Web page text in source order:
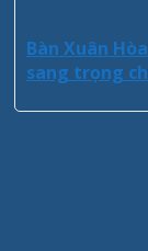
Bàn Xuân
sang trọng